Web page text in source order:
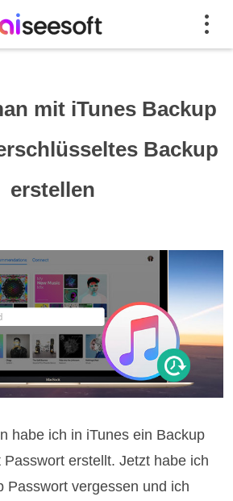
mit iTunes Backup
Backup
erstellen
habe ich in iTunes ein Backup
erstellt. Jetzt habe ich
Passwort vergessen und ich